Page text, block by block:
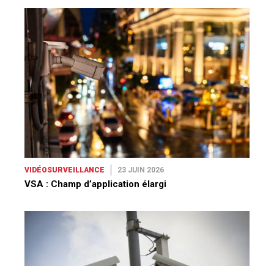
VIDÉOSURVEILLANCE 23 JUIN 2026
VSA : Champ d’application élargi